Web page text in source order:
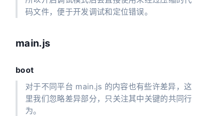
码文件，便于开发调试和定位错误。
main.js
boot
对于不同平台 main.js 的内容也有些许差异，这
里我们忽略差异部分，只关注其中关键的共同行
为。